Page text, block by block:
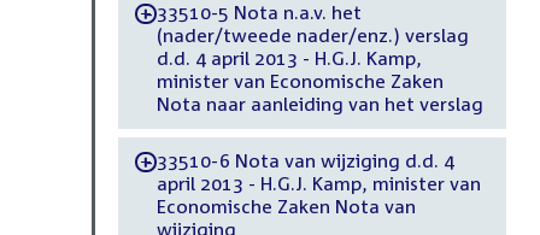
-33510-5 Nota n.a.v. het
(nader/tweede nader/enz.) verslag
d.d. 4 april 2013 - H.G.J. Kamp,
minister van Economische Zaken
Nota naar aanleiding van het verslag
-33510-6 Nota van wijziging d.d. 4
april 2013 - H.G.J. Kamp, minister van
Economische Zaken Nota van
wijziging